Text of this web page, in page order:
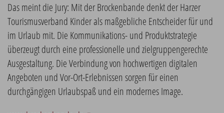
Das meint die Jury: Mit der Brockenbande denkt der Harzer
Tourismusverband Kinder als maßgebliche Entscheider für und
im Urlaub mit. Die Kommunikations- und Produktstrategie
überzeugt durch eine professionelle und zielgruppengerechte
Ausgestaltung. Die Verbindung von hochwertigen digitalen
Angeboten und Vor-Ort-Erlebnissen sorgen für einen
durchgängigen Urlaubspaß und ein modernes Image.